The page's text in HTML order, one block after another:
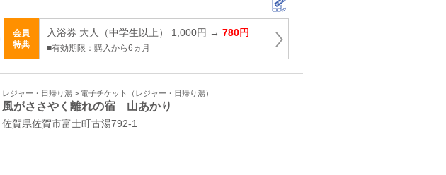
会員
特典
入浴券 大人（中学生以上） 1,000円 → 780円
■有効期限：購入から6ヵ月
レジャー・日帰り湯 > 電子チケット（レジャー・日帰り湯）
風がささやく離れの宿 山あかり
佐賀県佐賀市富士町古湯792-1